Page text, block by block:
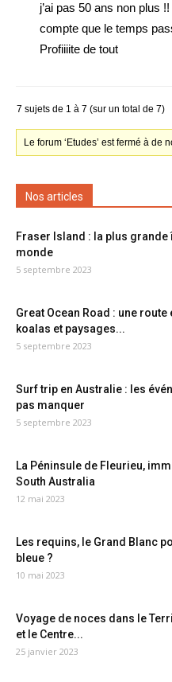
j’ai pas 50 ans non plus
compte que le temps
Profiiiite de tout
7 sujets de 1 à 7 (sur un total de 7)
Le forum ‘Etudes’ est fermé à de
Nos articles
Fraser Island : la plus grande
monde
5 septembre 2023
Great Ocean Road : une route
koalas et paysages...
5 septembre 2023
Surf trip en Australie : les
pas manquer
5 septembre 2023
La Péninsule de Fleurieu,
South Australia
12 mai 2023
Les requins, le Grand Blanc
bleue ?
10 mai 2023
Voyage de noces dans le
et le Centre...
25 janvier 2023